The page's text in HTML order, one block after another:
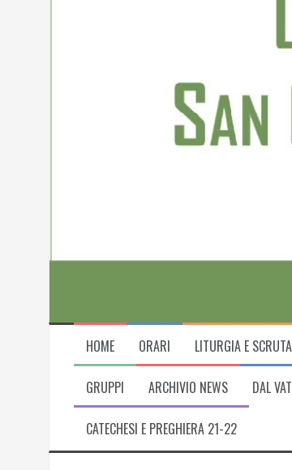
HOME ORARI LITURGIA E
GRUPPI ARCHIVIO NEWS DAL
CATECHESI E PREGHIERA 21-22